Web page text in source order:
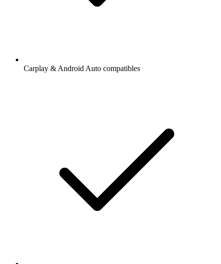
Carplay & Android Auto compatibles